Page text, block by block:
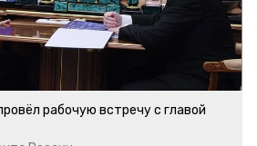
рабочую встречу с главой